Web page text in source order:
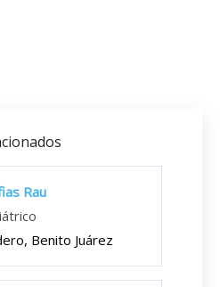
Rau
Benito Juárez